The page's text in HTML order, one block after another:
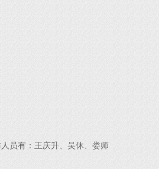
员有：王庆升、吴休、娄师